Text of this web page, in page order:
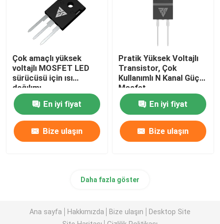
Çok amaçlı yüksek
voltajlı MOSFET LED
sürücüsü için ısı
dağılımı
En iyi fiyat
Bize ulaşın
Pratik Yüksek Voltajlı
Transistor, Çok
Kullanımlı N Kanal Güç
Mosfet
En iyi fiyat
Bize ulaşın
Daha fazla göster
Ana sayfa Hakkımızda Bize ulaşın
Desktop Site